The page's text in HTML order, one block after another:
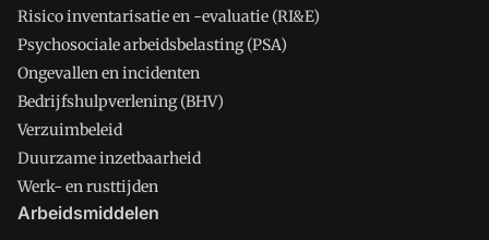
Risico inventarisatie en -evaluatie (RI&E)
Psychosociale arbeidsbelasting (PSA)
Ongevallen en incidenten
Bedrijfshulpverlening (BHV)
Verzuimbeleid
Duurzame inzetbaarheid
Werk- en rusttijden
Arbeidsmiddelen